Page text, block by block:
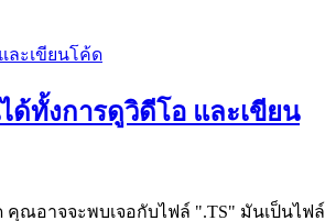
ด้ทั้งการดูวิดีโอ และเขียน
ณอาจจะพบเจอกับไฟล์ ".TS" มันเป็นไฟล์